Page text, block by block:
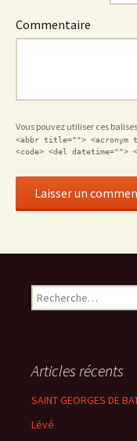
Commentaire
Vous pouvez utiliser ces
<abbr title=""> <acronym
<code> <del datetime="">
Rechercher :
Articles récents
SAINT GEORGES DE
Lévé